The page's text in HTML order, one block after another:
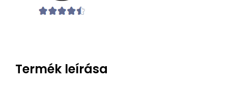
Termék leírása